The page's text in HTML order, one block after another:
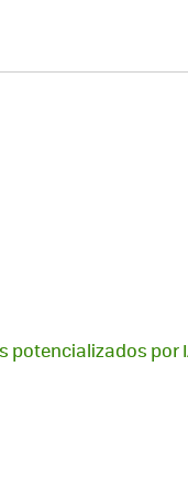
por